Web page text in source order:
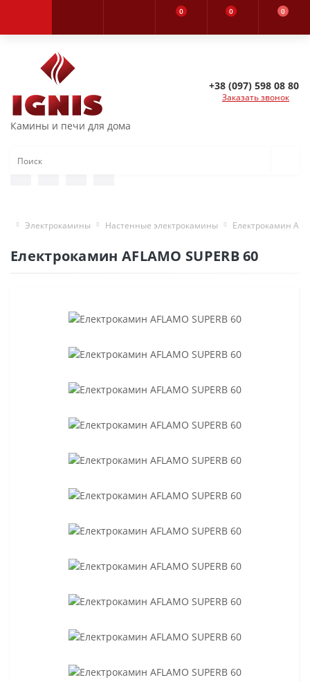
0 0 0
Камины и печи для дома
+38 (097) 598 08 80
Заказать звонок
Электрокамины Настенные электрокамины Електрокамин
Електрокамин AFLAMO SUPERB 60